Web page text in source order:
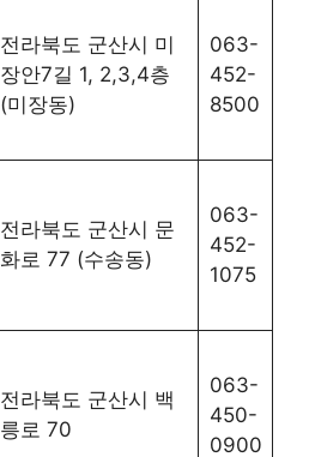
전라북도 군산시 미
장안7길 1, 2,3,4층
(미장동)
063-
452-
8500
전라북도 군산시 문
화로 77 (수송동)
063-
452-
1075
전라북도 군산시 백
릉로 70
063-
450-
0900